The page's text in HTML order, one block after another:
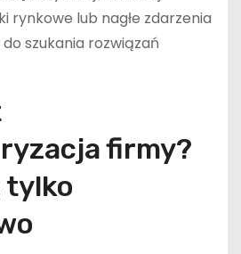
rynkowe lub nagłe zdarzenia
szukania rozwiązań
firmy?
tylko